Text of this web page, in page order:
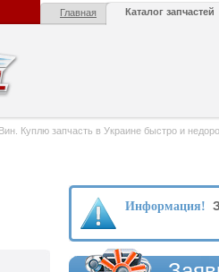
Главная Каталог запчастей
Куплю запчасть в Украине быстро и
Информация!